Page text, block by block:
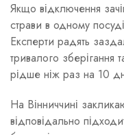
Якщо відключення
страви в одному
Експерти радять
тривалого зберігання
рідше ніж раз на 10
На Вінниччині
відповідально